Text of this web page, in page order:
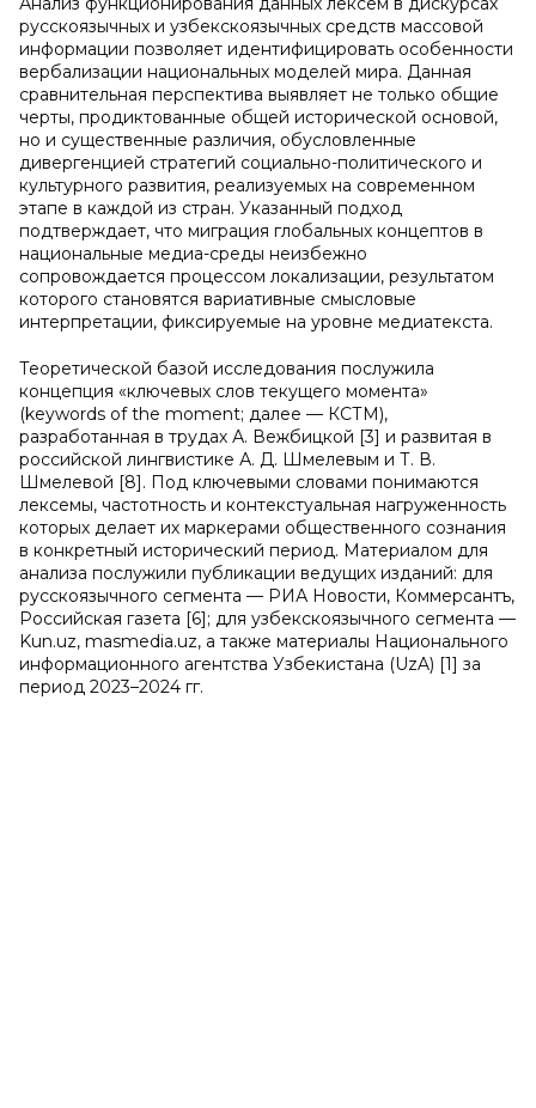
русскоязычных и узбекскоязычных средств массовой
информации позволяет идентифицировать особенности
вербализации национальных моделей мира. Данная
сравнительная перспектива выявляет не только общие
черты, продиктованные общей исторической основой,
но и существенные различия, обусловленные
дивергенцией стратегий социально-политического и
культурного развития, реализуемых на современном
этапе в каждой из стран. Указанный подход
подтверждает, что миграция глобальных концептов в
национальные медиа-среды неизбежно
сопровождается процессом локализации, результатом
которого становятся вариативные смысловые
интерпретации, фиксируемые на уровне медиатекста.
Теоретической базой исследования послужила
концепция «ключевых слов текущего момента»
(keywords of the moment; далее — КСТМ),
разработанная в трудах А. Вежбицкой [3] и развитая в
российской лингвистике А. Д. Шмелевым и Т. В.
Шмелевой [8]. Под ключевыми словами понимаются
лексемы, частотность и контекстуальная нагруженность
которых делает их маркерами общественного сознания
в конкретный исторический период. Материалом для
анализа послужили публикации ведущих изданий: для
русскоязычного сегмента — РИА Новости, Коммерсантъ,
Российская газета [6]; для узбекскоязычного сегмента —
Kun.uz, masmedia.uz, а также материалы Национального
информационного агентства Узбекистана (UzA) [1] за
период 2023–2024 гг.